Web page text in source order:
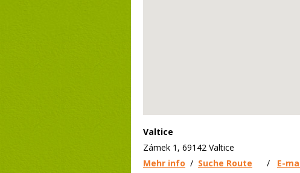
Valtice
Zámek 1, 69142 Valtice
Mehr info / Suche Route / E-